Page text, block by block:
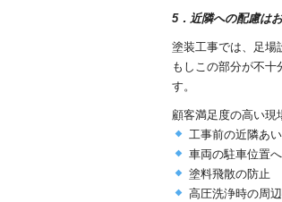
5．近隣への配慮は
塗装工事では、足場
もしこの部分が不
す。
顧客満足度の高い現
工事前の近隣あ
車両の駐車位置
塗料飛散の防止
高圧洗浄時の周